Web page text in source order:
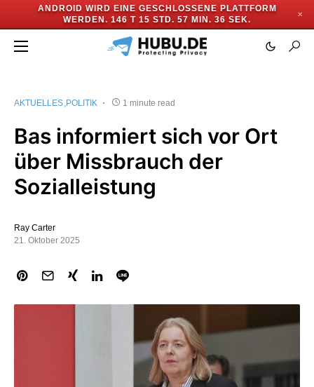
ANDROID WIRD EINE GESCHLOSSENE PLATTFORM
WERDEN. 146 T 15 STD. 57 MIN. 36 SEK.
✕
AKTUELLES POLITIK 1 minute read
Bas informiert sich vor Ort
über Missbrauch der
Sozialleistung
Ray Carter
21. Oktober 2025